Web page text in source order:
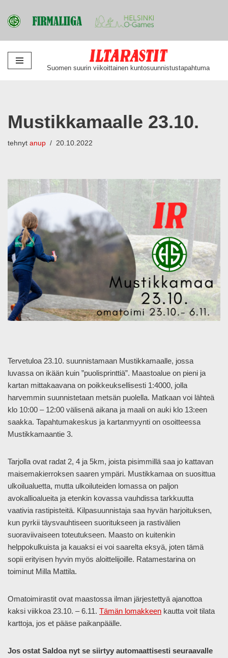
Siirry
Suomen suurin viikoittainen kuntosuunnistustapahtuma
Mustikkamaalle 23.10.
tehnyt anup 20.10.2022
Tervetuloa 23.10. suunnistamaan Mustikkamaalle, jossa
luvassa on ikään kuin ”puolisprinttiä”. Maastoalue on pieni ja
kartan mittakaavana on poikkeuksellisesti 1:4000, jolla
harvemmin suunnistetaan metsän puolella. Matkaan voi lähteä
klo 10:00 – 12:00 välisenä aikana ja maali on auki klo 13:een
saakka. Tapahtumakeskus ja kartanmyynti on osoitteessa
Mustikkamaantie 3.
Tarjolla ovat radat 2, 4 ja 5km, joista pisimmillä saa jo kattavan
maisemakierroksen saaren ympäri. Mustikkamaa on suosittua
ulkoilualuetta, mutta ulkoiluteiden lomassa on paljon
avokallioalueita ja etenkin kovassa vauhdissa tarkkuutta
vaativia rastipisteitä. Kilpasuunnistaja saa hyvän harjoituksen,
kun pyrkii täysvauhtiseen suoritukseen ja rastivälien
suoraviivaiseen toteutukseen. Maasto on kuitenkin
helppokulkuista ja kauaksi ei voi saarelta eksyä, joten tämä
sopii erityisen hyvin myös aloittelijoille. Ratamestarina on
toiminut Milla Mattila.
Omatoimirastit ovat maastossa ilman järjestettyä ajanottoa
kaksi viikkoa 23.10. – 6.11. Tämän lomakkeen kautta voit tilata
karttoja, jos et pääse paikanpäälle.
Jos ostat Saldoa nyt se siirtyy automaattisesti seuraavalle